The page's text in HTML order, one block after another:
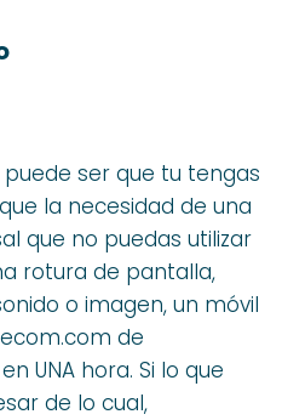
ser que tu tengas
la necesidad de una
que no puedas utilizar
rotura de pantalla,
o imagen, un móvil
de
UNA hora. Si lo que
de lo cual,